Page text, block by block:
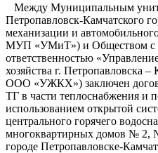
Между Муниципальным
Петропавловск-Камчатского
механизации и
МУП «УМиТ») и Обществом с
ответственностью
хозяйства г. Петропавловска –
ООО «УЖКХ») заключен
ТГ в части теплоснабжения и
использованием открытой
центрального горячего
многоквартирных домов № 2,
городе Петропавловске-